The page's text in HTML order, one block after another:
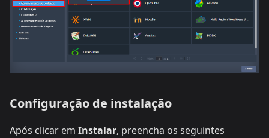
Configuração de instalação
Após clicar em Instalar, preencha os seguintes